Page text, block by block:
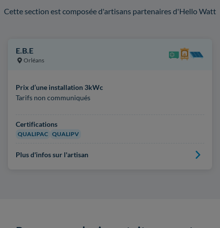
Cette section est composée d'artisans partenaires d'Hello Watt
E.B.E
Orléans
Prix d’une installation 3kWc
Tarifs non communiqués
Certifications
QUALIPAC QUALIPV
Plus d'infos sur l'artisan